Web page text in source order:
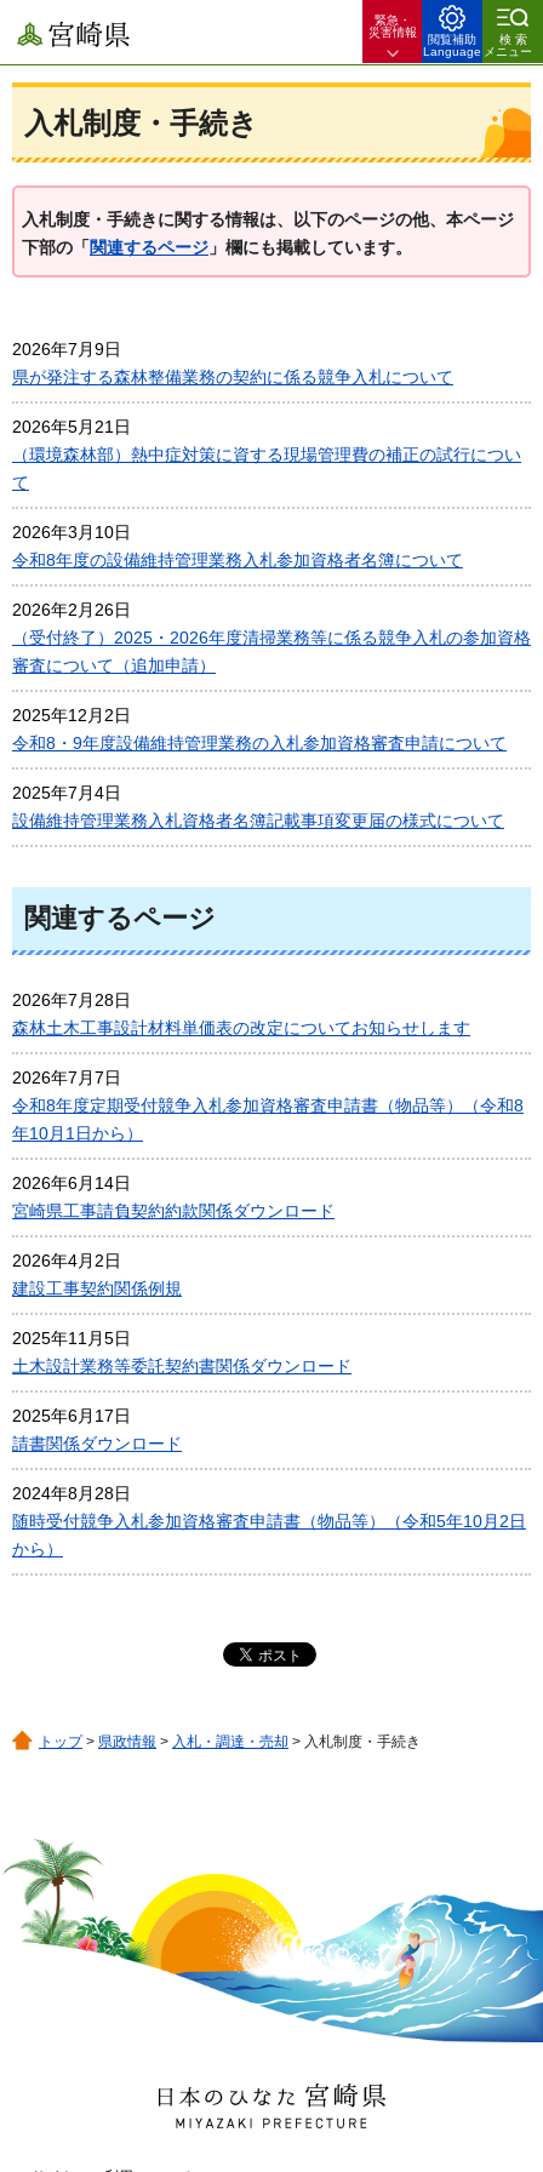
宮崎県
緊急・
災害情報
閲覧補助
Language
検索
メニュー
入札制度・手続き
入札制度・手続きに関する情報は、以下のページの他、 本ページ
下部の「関連するページ 」欄にも掲載しています。
2026年7月9日
県が発注する森林整備業務の契約に係る競争入札について
2026年5月21日
（環境森林部）熱中症対策に資する現場管理費の補正の試行につい
て
2026年3月10日
令和8年度の設備維持管理業務入札参加資格者名簿について
2026年2月26日
（受付終了）2025・2026年度清掃業務等に係る競争入札の参加資格
審査について（追加申請）
2025年12月2日
令和8・9年度設備維持管理業務の入札参加資格審査申請について
2025年7月4日
設備維持管理業務入札資格者名簿記載事項変更届の様式について
関連するページ
2026年7月28日
森林土木工事設計材料単価表の改定についてお知らせします
2026年7月7日
令和8年度定期受付競争入札参加資格審査申請書（物品等）（令和8
年10月1日から）
2026年6月14日
宮崎県工事請負契約約款関係ダウンロード
2026年4月2日
建設工事契約関係例規
2025年11月5日
土木設計業務等委託契約書関係ダウンロード
2025年6月17日
請書関係ダウンロード
2024年8月28日
随時受付競争入札参加資格審査申請書（物品等）（令和5年10月2日
から）
トップ> 県政情報 > 入札・調達・売却 > 入札制度・手続き
日本のひなた 宮崎県
MIYAZAKI PREFECTURE